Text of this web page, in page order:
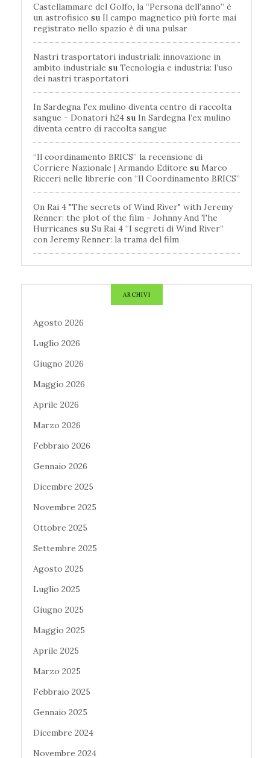
Castellammare del Golfo, la “Persona dell’anno” è
un astrofisico su Il campo magnetico più forte mai
registrato nello spazio è di una pulsar
Nastri trasportatori industriali: innovazione in
ambito industriale su Tecnologia e industria: l’uso
dei nastri trasportatori
In Sardegna l'ex mulino diventa centro di raccolta
sangue - Donatori h24 su In Sardegna l’ex mulino
diventa centro di raccolta sangue
“Il coordinamento BRICS” la recensione di
Corriere Nazionale | Armando Editore su Marco
Ricceri nelle librerie con “Il Coordinamento BRICS”
On Rai 4 "The secrets of Wind River" with Jeremy
Renner: the plot of the film - Johnny And The
Hurricanes su Su Rai 4 “I segreti di Wind River”
con Jeremy Renner: la trama del film
ARCHIVI
Agosto 2026
Luglio 2026
Giugno 2026
Maggio 2026
Aprile 2026
Marzo 2026
Febbraio 2026
Gennaio 2026
Dicembre 2025
Novembre 2025
Ottobre 2025
Settembre 2025
Agosto 2025
Luglio 2025
Giugno 2025
Maggio 2025
Aprile 2025
Marzo 2025
Febbraio 2025
Gennaio 2025
Dicembre 2024
Novembre 2024